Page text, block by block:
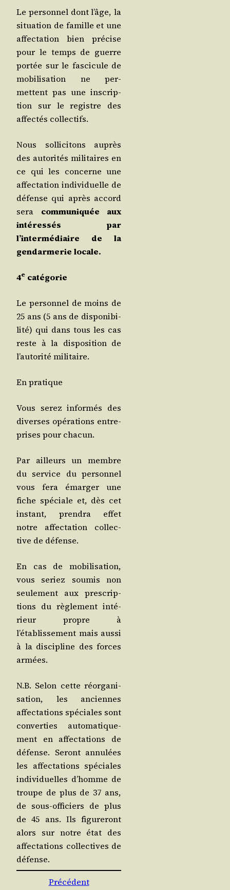
Le per­son­nel dont l’âge, la
situa­tion de famille et une
affec­ta­tion bien pré­cise
pour le temps de guerre
por­tée sur le fas­ci­cule de
mobi­li­sa­tion ne per­
mettent pas une ins­crip­
tion sur le registre des
affec­tés collectifs.
Nous sol­li­ci­tons auprès
des auto­ri­tés mili­taires en
ce qui les concerne une
affec­ta­tion indi­vi­duelle de
défense qui après accord
sera com­mu­ni­quée aux
inté­res­sés par
l’intermédiaire de la
gen­dar­me­rie locale.
4e catégorie
Le per­son­nel de moins de
25 ans (5 ans de dis­po­ni­bi­
li­té) qui dans tous les cas
reste à la dis­po­si­tion de
l’autorité militaire.
En pra­tique
Vous serez infor­més des
diverses opé­ra­tions entre­
prises pour chacun.
Par ailleurs un membre
du ser­vice du per­son­nel
vous fera émar­ger une
fiche spé­ciale et, dès cet
ins­tant, pren­dra effet
notre affec­ta­tion col­lec­
tive de défense.
En cas de mobi­li­sa­tion,
vous seriez sou­mis non
seule­ment aux pres­crip­
tions du règle­ment inté­
rieur propre à
l’établissement mais aus­si
à la dis­ci­pline des forces
armées.
N.B. Selon cette réor­ga­ni­
sa­tion, les anciennes
affec­ta­tions spé­ciales sont
conver­ties auto­ma­ti­que­
ment en affec­ta­tions de
défense. Seront annu­lées
les affec­ta­tions spé­ciales
indi­vi­duelles d’homme de
troupe de plus de 37 ans,
de sous-offi­ciers de plus
de 45 ans. Ils figu­re­ront
alors sur notre état des
affec­ta­tions col­lec­tives de
défense.
Précédent